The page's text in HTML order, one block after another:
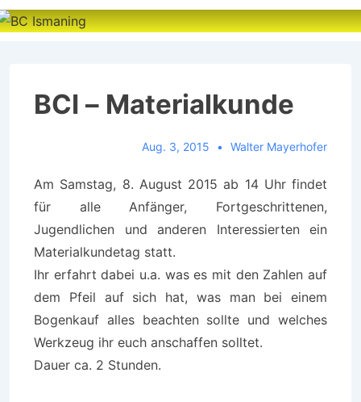
↓
Zum
BCI – Materialkunde
Aug. 3, 2015 Walter Mayerhofer
Am Samstag, 8. August 2015 ab 14 Uhr findet
für alle Anfänger, Fortgeschrittenen,
Jugendlichen und anderen Interessierten ein
Materialkundetag statt.
Ihr erfahrt dabei u.a. was es mit den Zahlen auf
dem Pfeil auf sich hat, was man bei einem
Bogenkauf alles beachten sollte und welches
Werkzeug ihr euch anschaffen solltet.
Dauer ca. 2 Stunden.